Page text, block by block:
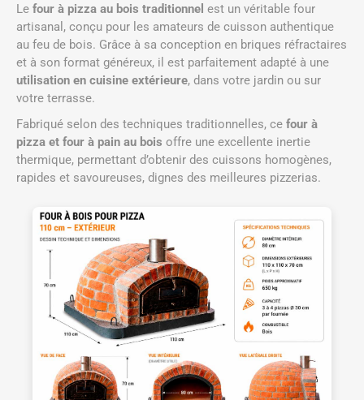
Le four à pizza au bois traditionnel est un véritable four
artisanal, conçu pour les amateurs de cuisson authentique
au feu de bois. Grâce à sa conception en briques réfractaires
et à son format généreux, il est parfaitement adapté à une
utilisation en cuisine extérieure, dans votre jardin ou sur
votre terrasse.
Fabriqué selon des techniques traditionnelles, ce four à
pizza et four à pain au bois offre une excellente inertie
thermique, permettant d’obtenir des cuissons homogènes,
rapides et savoureuses, dignes des meilleures pizzerias.